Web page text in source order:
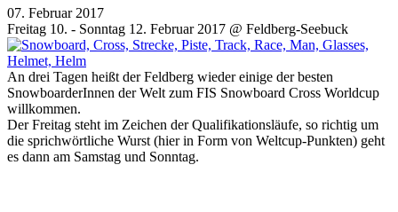
07. Februar 2017
Freitag 10. - Sonntag 12. Februar 2017 @ Feldberg-Seebuck
An drei Tagen heißt der Feldberg wieder einige der besten
SnowboarderInnen der Welt zum FIS Snowboard Cross Worldcup
willkommen.
Der Freitag steht im Zeichen der Qualifikationsläufe, so richtig um
die sprichwörtliche Wurst (hier in Form von Weltcup-Punkten) geht
es dann am Samstag und Sonntag.